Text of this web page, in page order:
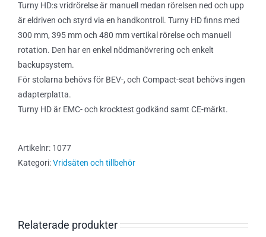
Turny HD:s vridrörelse är manuell medan rörelsen ned och upp
är eldriven och styrd via en handkontroll. Turny HD finns med
300 mm, 395 mm och 480 mm vertikal rörelse och manuell
rotation. Den har en enkel nödmanövrering och enkelt
backupsystem.
För stolarna behövs för BEV-, och Compact-seat behövs ingen
adapterplatta.
Turny HD är EMC- och krocktest godkänd samt CE-märkt.
Artikelnr: 1077
Kategori:Vridsäten och tillbehör
Relaterade produkter